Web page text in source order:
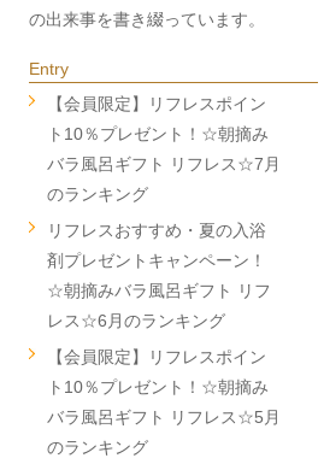
の出来事を書き綴っています。
Entry
【会員限定】リフレスポイン
ト10％プレゼント！☆朝摘み
バラ風呂ギフト リフレス☆7月
のランキング
リフレスおすすめ・夏の入浴
剤プレゼントキャンペーン！
☆朝摘みバラ風呂ギフト リフ
レス☆6月のランキング
【会員限定】リフレスポイン
ト10％プレゼント！☆朝摘み
バラ風呂ギフト リフレス☆5月
のランキング